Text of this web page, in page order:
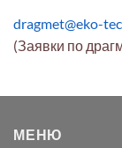
dragmet@eko-
(Заявки по
МЕНЮ